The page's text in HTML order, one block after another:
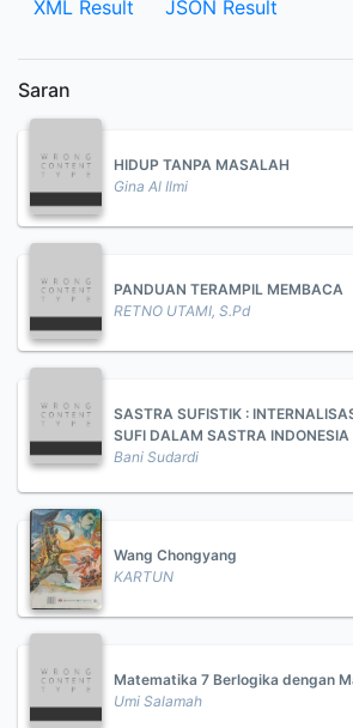
XML Result JSON Result
Saran
HIDUP TANPA MASALAH
Gina Al Ilmi
PANDUAN TERAMPIL MEMBACA
RETNO UTAMI, S.Pd
SASTRA SUFISTIK :
SUFI DALAM SASTRA INDONESIA
Bani Sudardi
Wang Chongyang
KARTUN
Matematika 7 Berlogika dengan
Umi Salamah